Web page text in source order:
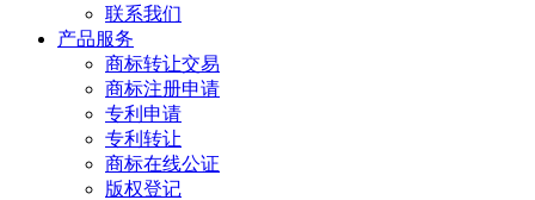
联系我们
产品服务
商标转让交易
商标注册申请
专利申请
专利转让
商标在线公证
版权登记